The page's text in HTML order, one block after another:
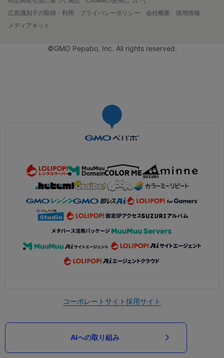
広告識別子の取得・利用
プライバシーポリシー 会社概要
採用情報
メディアキット
©GMO Pepabo, Inc. All rights reserved.
コーポレートサイト採用サイト
AIへの取り組み